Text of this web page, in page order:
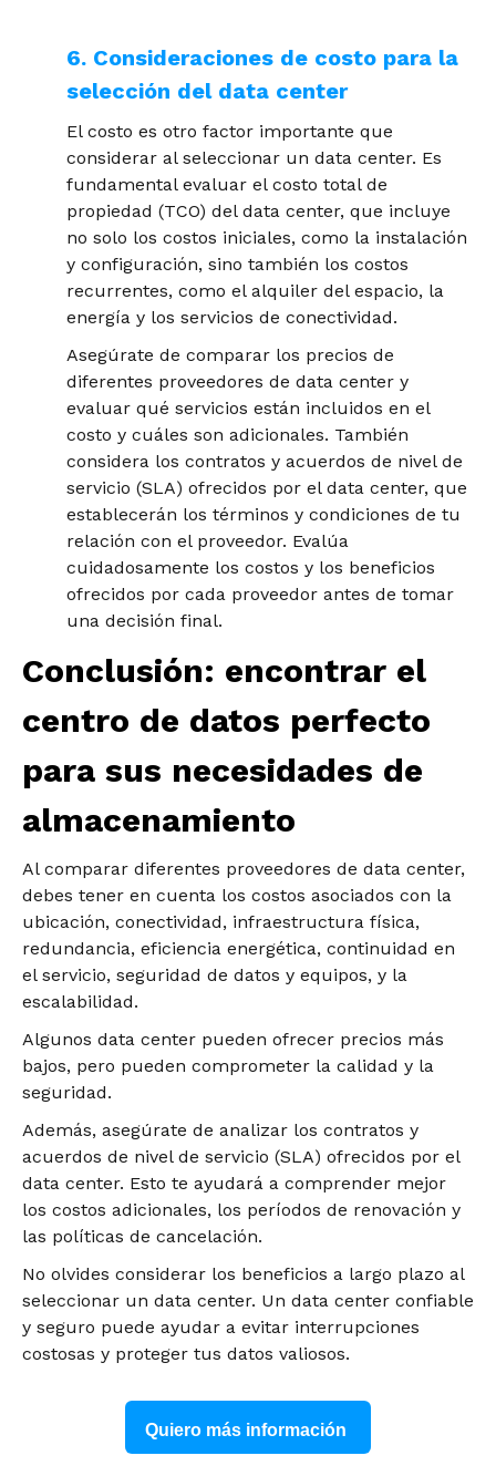
6. Consideraciones de costo para la
selección del data center
El costo es otro factor importante que
considerar al seleccionar un data center. Es
fundamental evaluar el costo total de
propiedad (TCO) del data center, que incluye
no solo los costos iniciales, como la instalación
y configuración, sino también los costos
recurrentes, como el alquiler del espacio, la
energía y los servicios de conectividad.
Asegúrate de comparar los precios de
diferentes proveedores de data center y
evaluar qué servicios están incluidos en el
costo y cuáles son adicionales. También
considera los contratos y acuerdos de nivel de
servicio (SLA) ofrecidos por el data center, que
establecerán los términos y condiciones de tu
relación con el proveedor. Evalúa
cuidadosamente los costos y los beneficios
ofrecidos por cada proveedor antes de tomar
una decisión final.
Conclusión: encontrar el
centro de datos perfecto
para sus necesidades de
almacenamiento
Al comparar diferentes proveedores de data center,
debes tener en cuenta los costos asociados con la
ubicación, conectividad, infraestructura física,
redundancia, eficiencia energética, continuidad en
el servicio, seguridad de datos y equipos, y la
escalabilidad.
Algunos data center pueden ofrecer precios más
bajos, pero pueden comprometer la calidad y la
seguridad.
Además, asegúrate de analizar los contratos y
acuerdos de nivel de servicio (SLA) ofrecidos por el
data center. Esto te ayudará a comprender mejor
los costos adicionales, los períodos de renovación y
las políticas de cancelación.
No olvides considerar los beneficios a largo plazo al
seleccionar un data center. Un data center confiable
y seguro puede ayudar a evitar interrupciones
costosas y proteger tus datos valiosos.
Quiero más información